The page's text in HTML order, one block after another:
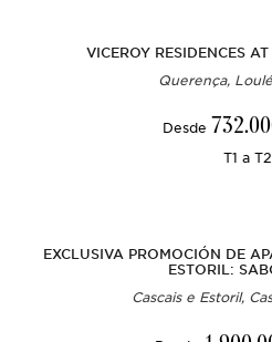
VICEROY RESIDENCES
Querença,
Desde
T1 a T2
EXCLUSIVA PROMOCIÓN DE
ESTORIL:
Cascais e Estoril,